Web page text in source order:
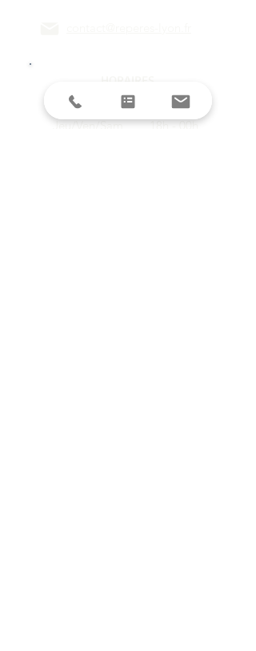
Mar/Mer
Jeu/Ven/Sam
18h - 23h
18h - 00h